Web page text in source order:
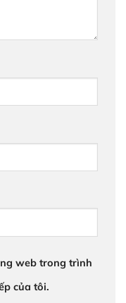
web trong trình
của tôi.